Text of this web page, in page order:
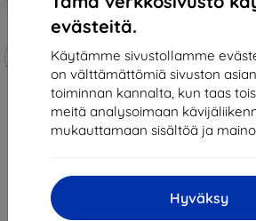
evästeitä.
Käytämme sivustollamme
on välttämättömiä sivuston
toiminnan kannalta, kun taas
meitä analysoimaan
mukauttamaan sisältöä ja
Hyväksy
3mk Hammer protective film
Mittojen mukaan
valmistettu
21,90 €
19,70 €